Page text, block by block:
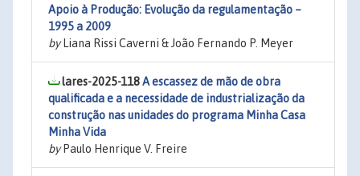
Apoio à Produção: Evolução da regulamentação –
1995 a 2009
byLiana Rissi Caverni & João Fernando P. Meyer
lares-2025-118A escassez de mão de obra
qualificada e a necessidade de industrialização da
construção nas unidades do programa Minha Casa
Minha Vida
byPaulo Henrique V. Freire